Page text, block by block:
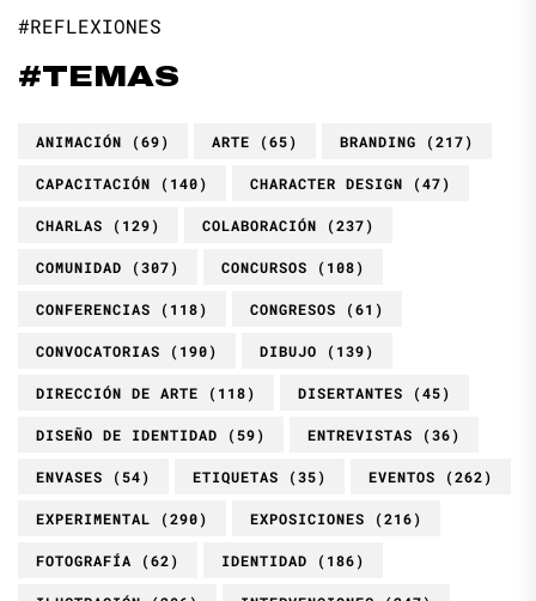
#REFLEXIONES
#TEMAS
ANIMACIÓN (69) ARTE (65) BRANDING (217)
CAPACITACIÓN (140) CHARACTER DESIGN (47)
CHARLAS (129) COLABORACIÓN (237)
COMUNIDAD (307) CONCURSOS (108)
CONFERENCIAS (118) CONGRESOS (61)
CONVOCATORIAS (190) DIBUJO (139)
DIRECCIÓN DE ARTE (118) DISERTANTES (45)
DISEÑO DE IDENTIDAD (59) ENTREVISTAS (36)
ENVASES (54) ETIQUETAS (35) EVENTOS (262)
EXPERIMENTAL (290) EXPOSICIONES (216)
FOTOGRAFÍA (62) IDENTIDAD (186)